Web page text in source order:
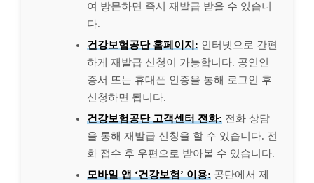
여 방문하면 즉시 재발급 받을 수 있습니
다.
건강보험공단 홈페이지: 인터넷으로 간편
하게 재발급 신청이 가능합니다. 공인인
증서 또는 휴대폰 인증을 통해 로그인 후
신청하면 됩니다.
건강보험공단 고객센터 전화: 전화 상담
을 통해 재발급 신청을 할 수 있습니다. 전
화 접수 후 우편으로 받아볼 수 있습니다.
모바일 앱 ‘건강보험’ 이용: 공단에서 제